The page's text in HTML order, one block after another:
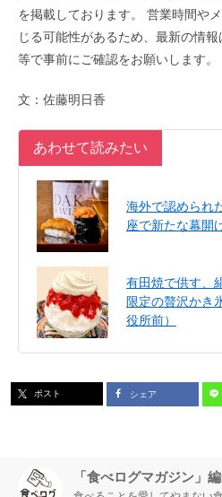
を掲載しております。 営業時間や
じる可能性があるため、最新の情
等で事前にご確認をお願いします。
文：佐藤明日香
あわせて読みたい
海外で認められ
座で新たな幕開
有田焼で供す、
限定の贅沢かき
役所前）
ポスト シェア
「食べログマガジン」